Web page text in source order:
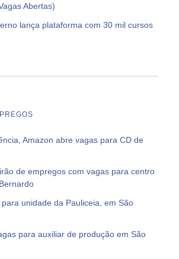
Abertas)
lança plataforma com 30 mil cursos
Amazon abre vagas para CD de
de empregos com vagas para centro
unidade da Pauliceia, em São
para auxiliar de produção em São